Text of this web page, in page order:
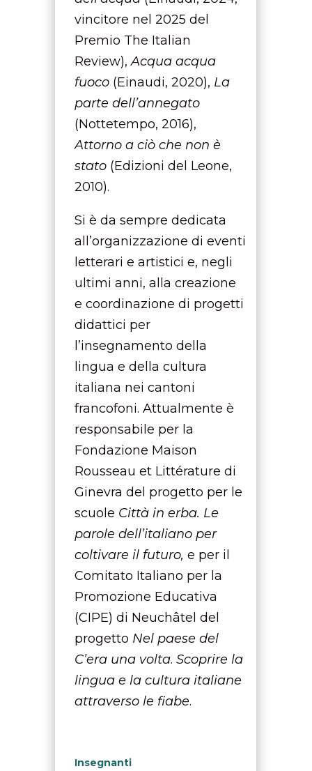
vincitore nel 2025 del
Premio The Italian
Review),Acqua acqua
fuoco(Einaudi, 2020), La
parte dell’annegato
(Nottetempo, 2016),
Attorno a ciò che non è
stato(Edizioni del Leone,
2010).
Si è da sempre dedicata
all’organizzazione di eventi
letterari e artistici e, negli
ultimi anni, alla creazione
e coordinazione di progetti
didattici per
l’insegnamento della
lingua e della cultura
italiana nei cantoni
francofoni. Attualmente è
responsabile per la
Fondazione Maison
Rousseau et Littérature di
Ginevra del progetto per le
scuole Città in erba. Le
parole dell’italiano per
coltivare il futuro, e per il
Comitato Italiano per la
Promozione Educativa
(CIPE) di Neuchâtel del
progetto Nel paese del
C’era una volta. Scoprire la
lingua e la cultura italiane
attraverso le fiabe.
Insegnanti